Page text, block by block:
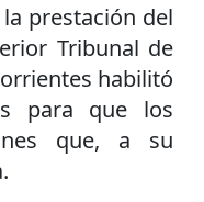
prestación del
Tribunal de
habilitó
para que los
que, a su